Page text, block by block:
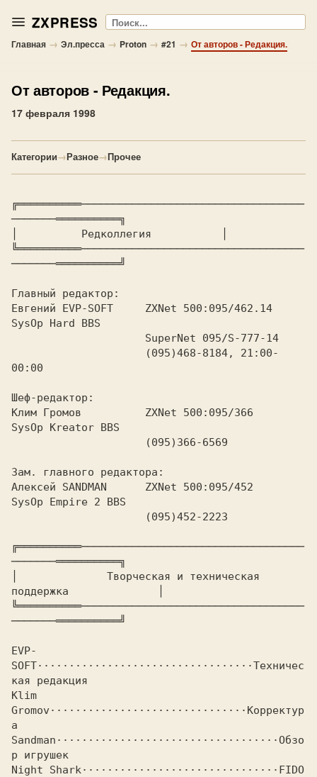
ZXPRESS Поиск
Главная → Эл.пресса → Proton → #21 → От авторов - Редакция.
От авторов- Редакция.
17 февраля 1998
Категории→Разное→Прочее
╔══════════───────────────────────────────────
───────══════════╗
         Редколлегия
╚══════════───────────────────────────────────
───────══════════╝
Главный редактор:
Евгений EVP-SOFT     ZXNet 500:095/462.14
SysOp Hard BBS
00:00
Шеф-редактор:
Клим Громов          ZXNet 500:095/366
SysOp Kreator BBS
Зам. главного редактора:
Алексей SANDMAN      ZXNet 500:095/452
SysOp Empire 2 BBS
╔══════════───────────────────────────────────
───────══════════╗
        Творческая и техническая
поддержка
╚══════════───────────────────────────────────
───────══════════╝
EVP-
SOFT··································Техничес
Klim
Gromov······························· Корректур
Sandman···································Обзо
Night Shark·······························